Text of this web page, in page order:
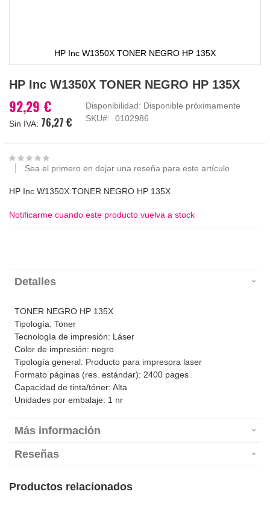
HP Inc W1350X TONER NEGRO HP 135X
al
de
la
imágenes
HP Inc W1350X TONER NEGRO HP 135X
92,29 €
76,27 €
Disponibilidad: Disponible próximamente
SKU
0102986
Sea el primero en dejar una reseña para este artículo
HP Inc W1350X TONER NEGRO HP 135X
Notificarme cuando este producto vuelva a stock
Detalles
TONER NEGRO HP 135X
Tipología: Toner
Tecnología de impresión: Láser
Color de impresión: negro
Tipología general: Producto para impresora laser
Formato páginas (res. estándar): 2400 pages
Capacidad de tinta/tóner: Alta
Unidades por embalaje: 1 nr
Más información
Reseñas
Productos relacionados